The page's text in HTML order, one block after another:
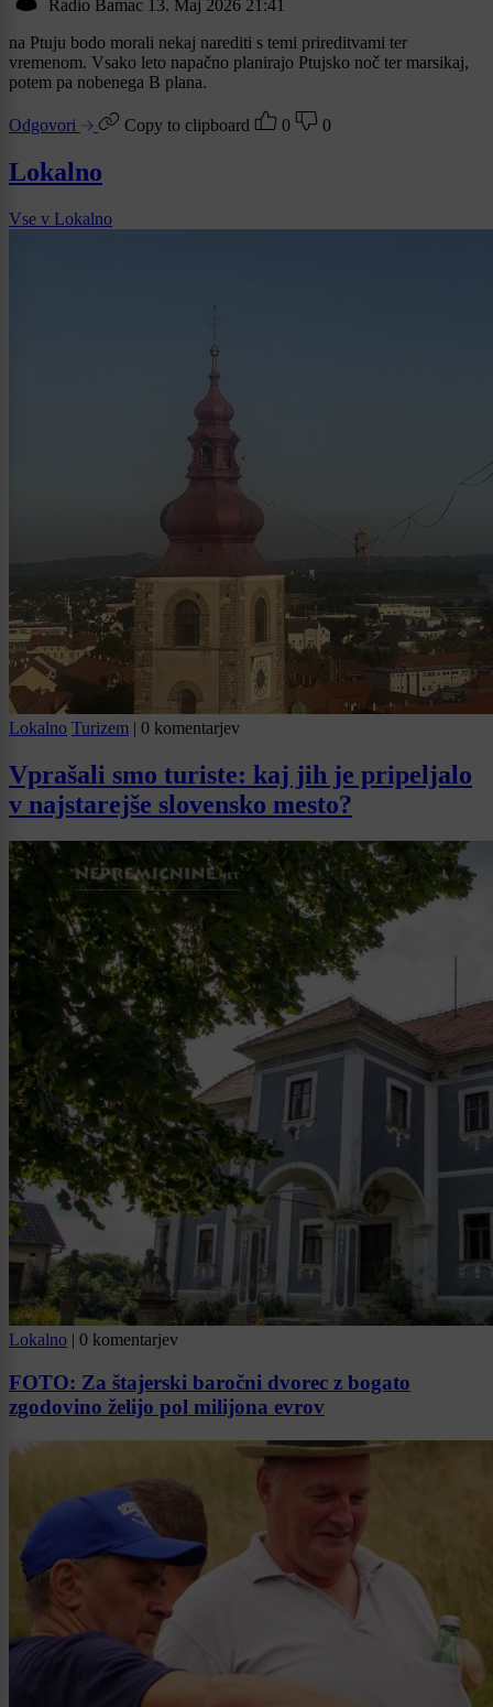
Radio Bamac 13. Maj 2026 21:41
na Ptuju bodo morali nekaj narediti s temi prireditvami ter
vremenom. Vsako leto napačno planirajo Ptujsko noč ter marsikaj,
potem pa nobenega B plana.
Odgovori Copy to clipboard 0 0
Lokalno
Vse v Lokalno
Lokalno Turizem | 0 komentarjev
Vprašali smo turiste: kaj jih je pripeljalo
v najstarejše slovensko mesto?
Lokalno 0 komentarjev
FOTO: Za štajerski baročni dvorec z bogato
zgodovino želijo pol milijona evrov